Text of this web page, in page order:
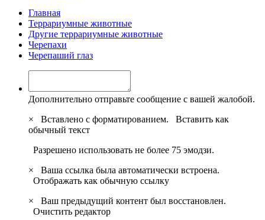
Главная
Террариумные животные
Другие террариумные животные
Черепахи
Черепаший глаз
Дополнительно отправьте сообщение с вашей жалобой.
×
Вставлено с форматированием. Вставить как
обычный текст
Разрешено использовать не более 75 эмодзи.
×
Ваша ссылка была автоматически встроена.
Отображать как обычную ссылку
×
Ваш предыдущий контент был восстановлен.
Очистить редактор